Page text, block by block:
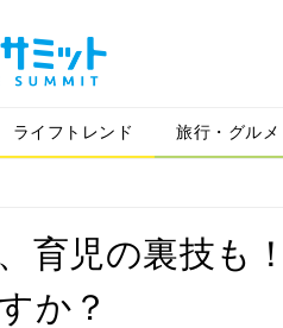
ライフトレンド 旅行・グルメ
育児の裏技も
か？